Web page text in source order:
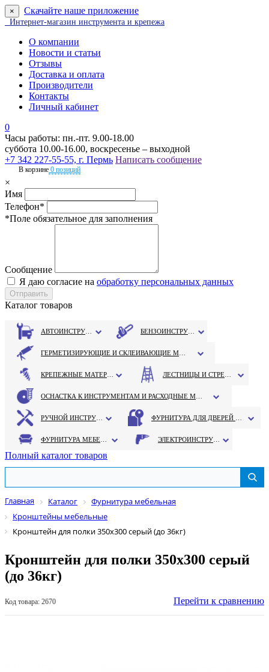
× Скачайте наше приложение
Интернет-магазин инструмента и крепежа
О компании
Новости и статьи
Отзывы
Доставка и оплата
Производители
Контакты
Личный кабинет
0
Часы работы: пн.-пт. 9.00-18.00
суббота 10.00-16.00, воскресенье – выходной
+7 342 227-55-55, г. Пермь Написать сообщение
В корзине 0 позиций
×
Имя
Телефон*
*Поле обязательное для заполнения
Сообщение
Я даю согласие на обработку персональных данных
Каталог товаров
Полный каталог товаров
Главная Каталог
Фурнитура мебельная
Кронштейны мебельные
Кронштейн для полки 350х300 серый (до 36кг)
Кронштейн для полки 350х300 серый
(до 36кг)
Код товара: 2670 Перейти к сравнению